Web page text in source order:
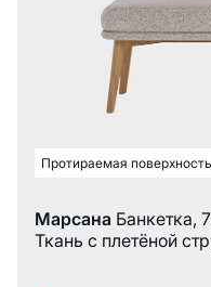
Протираемая поверхность
Марсана Банкетка,
Ткань с плетёной